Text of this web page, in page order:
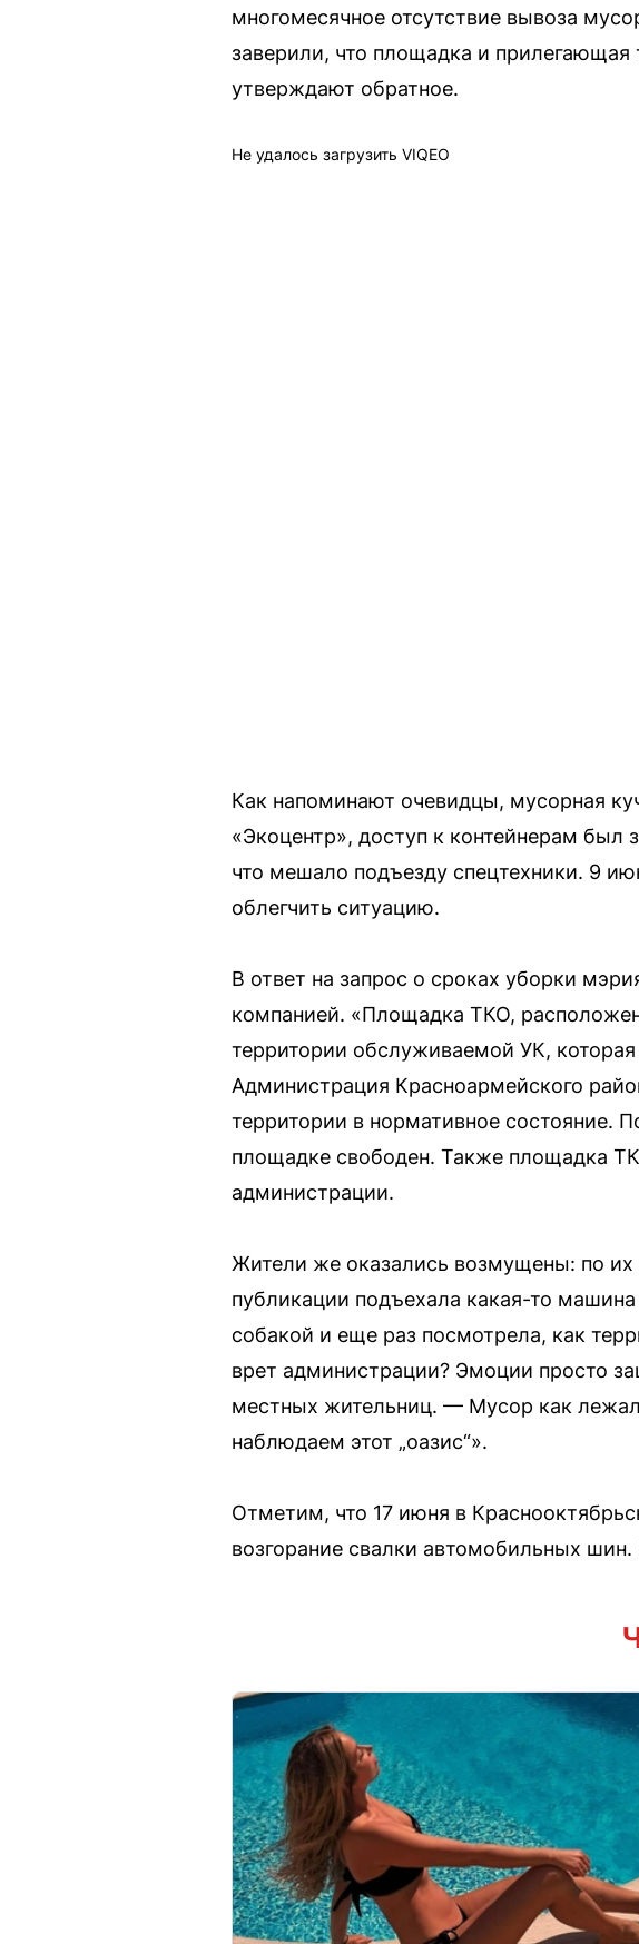
многомесячное отсутствие вывоза
заверили, что площадка и
утверждают обратное.
Не удалось загрузить VIQEO
Как напоминают очевидцы, мусорная
«Экоцентр», доступ к контейнерам был
что мешало подъезду спецтехники. 9
облегчить ситуацию.
В ответ на запрос о сроках уборки
компанией. «Площадка ТКО,
территории обслуживаемой УК,
Администрация Красноармейского
территории в нормативное состояние.
площадке свободен. Также площадка
администрации.
Жители же оказались возмущены: по
публикации подъехала какая-то
собакой и еще раз посмотрела, как
врет администрации? Эмоции просто
местных жительниц. — Мусор как
наблюдаем этот „оазис“».
Отметим, что 17 июня в
возгорание свалки автомобильных